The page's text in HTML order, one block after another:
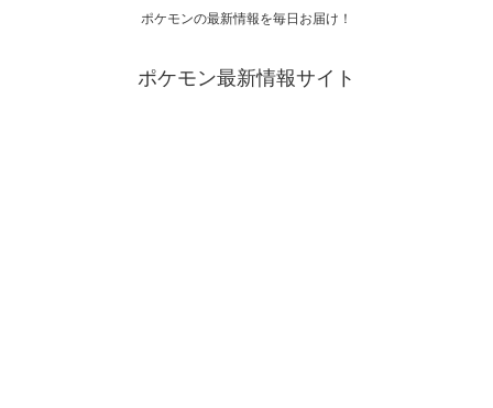
ポケモンの最新情報を毎日お届け！
ポケモン最新情報サイト